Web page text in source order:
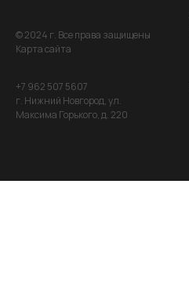
© 2024 г. Все права защищены
Карта сайта
+7 962 507 5607
г. Нижний Новгород, ул.
Максима Горького, д. 220